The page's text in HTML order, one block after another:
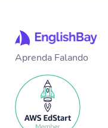
Aprenda Falando